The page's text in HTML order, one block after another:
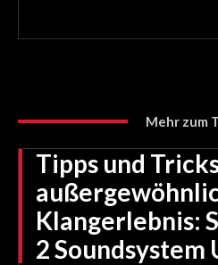
Mehr zum
Tipps und
Klangerlebnis:
2 Soundsystem